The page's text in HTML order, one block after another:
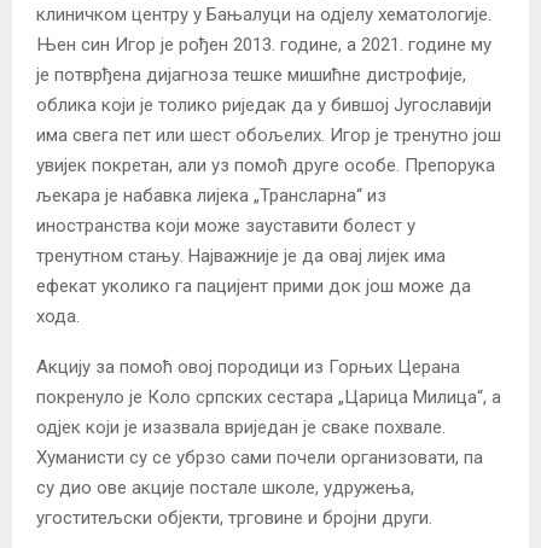
клиничком центру у Бањалуци на одјелу хематологије.
Њен син Игор је рођен 2013. године, а 2021. године му
је потврђена дијагноза тешке мишићне дистрофије,
облика који је толико риједак да у бившој Југославији
има свега пет или шест обољелих. Игор је тренутно још
увијек покретан, али уз помоћ друге особе. Препорука
љекара је набавка лијека „Трансларна“ из
иностранства који може зауставити болест у
тренутном стању. Најважније је да овај лијек има
ефекат уколико га пацијент прими док још може да
хода.
Акцију за помоћ овој породици из Горњих Церана
покренуло је Коло српских сестара „Царица Милица“, а
одјек који је изазвала вриједан је сваке похвале.
Хуманисти су се убрзо сами почели организовати, па
су дио ове акције постале школе, удружења,
угоститељски објекти, трговине и бројни други.